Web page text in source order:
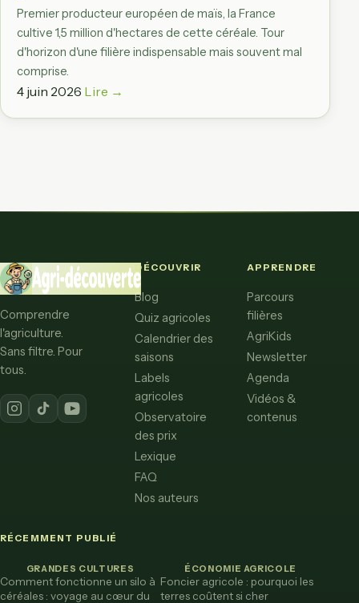
Premier producteur européen de maïs, la France
cultive 1,5 million d'hectares de cette céréale. Tour
d'horizon d'une filière indispensable mais souvent mal
comprise.
4 juin 2026 Lire →
Comprendre
l'agriculture.
Sans filtre. Pour
tous.
DÉCOUVRIR
Blog
Quiz agricoles
Calendrier des
saisons
Labels
agricoles
Observatoire
des prix
Lexique
FAQ
Nos auteurs
APPRENDRE
Parcours
filières
AgriKids
Newsletter
Agenda
Vidéos &
contenus
RÉCEMMENT PUBLIÉ
GRANDES CULTURES
Comment fonctionne un silo à
céréales : voyage au cœur du
ÉCONOMIE AGRICOLE
Foncier agricole : pourquoi les
terres coûtent si cher